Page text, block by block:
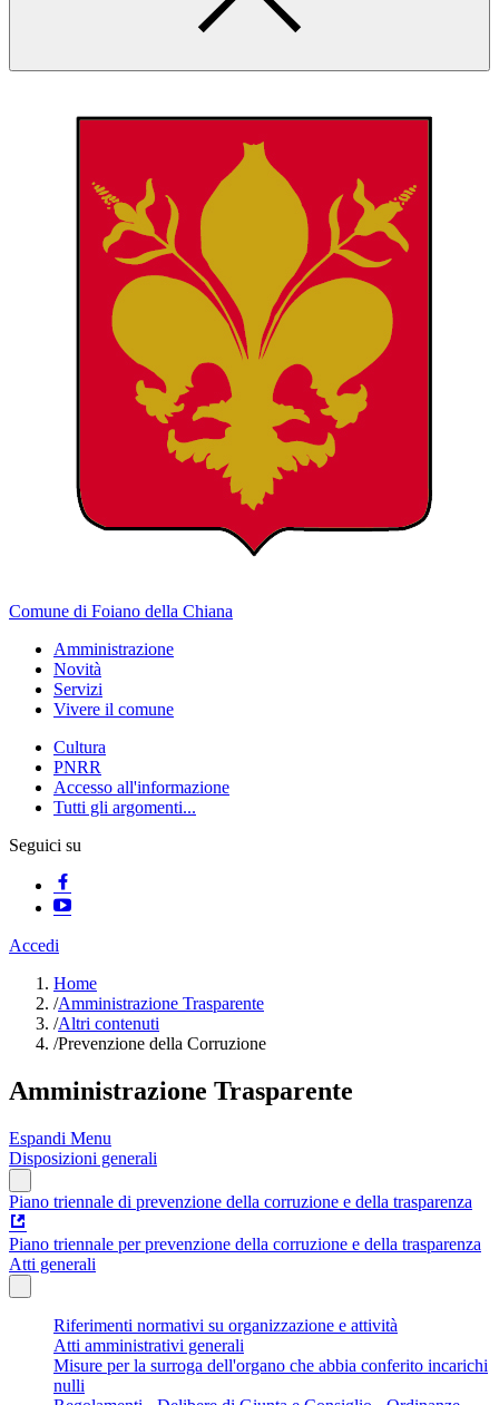
Comune di Foiano della Chiana
Amministrazione
Novità
Servizi
Vivere il comune
Cultura
PNRR
Accesso all'informazione
Tutti gli argomenti...
Seguici su
Accedi
Home
/Amministrazione Trasparente
/Altri contenuti
/Prevenzione della Corruzione
Amministrazione Trasparente
Espandi Menu
Disposizioni generali
Piano triennale di prevenzione della corruzione e della trasparenza
Piano triennale per prevenzione della corruzione e della trasparenza
Atti generali
Riferimenti normativi su organizzazione e attività
Atti amministrativi generali
Misure per la surroga dell'organo che abbia conferito incarichi
nulli